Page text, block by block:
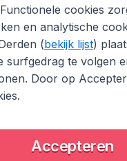
beste
Geen
over jouw boeking
Malang reis met
cookies
en analytische
(bekijk lijst)
surfgedrag te volgen
Door op
Accepteren